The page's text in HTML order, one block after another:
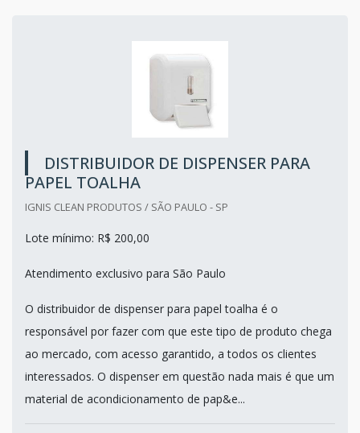
DISTRIBUIDOR DE DISPENSER PARA
PAPEL TOALHA
IGNIS CLEAN PRODUTOS / SÃO PAULO - SP
Lote mínimo: R$ 200,00
Atendimento exclusivo para São Paulo
O distribuidor de dispenser para papel toalha é o
responsável por fazer com que este tipo de produto chega
ao mercado, com acesso garantido, a todos os clientes
interessados. O dispenser em questão nada mais é que um
material de acondicionamento de pap&e...